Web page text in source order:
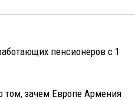
пенсионеров с 1
зачем Европе Армения